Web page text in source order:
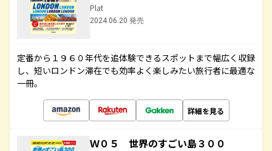
Plat
2024.06.20 発売
定番から１９６０年代を追体験できるスポットまで幅広く収録
し、短いロンドン滞在でも効率よく楽しみたい旅行者に最適な
一冊。
詳細を見る
Ｗ０５ 世界のすごい島３００